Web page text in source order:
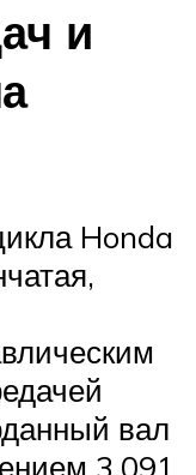
и
Honda
вал
3,091